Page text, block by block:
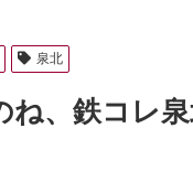
泉北
、鉄コレ